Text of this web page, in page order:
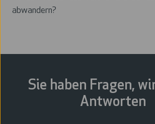
abwandern?
Sie haben Fragen,
Antworten